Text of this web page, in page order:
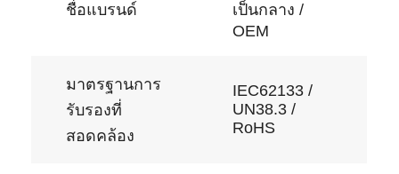
ชื่อแบรนด์
เป็นกลาง /
OEM
มาตรฐานการ
รับรองที่
สอดคล้อง
IEC62133 /
UN38.3 /
RoHS